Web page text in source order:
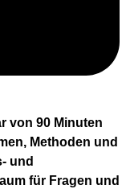
von 90 Minuten
Methoden und
und
für Fragen und